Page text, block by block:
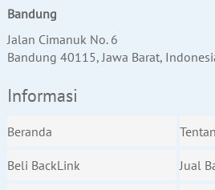
Bandung
Jalan Cimanuk No. 6
Bandung 40115, Jawa Barat,
Informasi
Beranda
Beli BackLink Jual